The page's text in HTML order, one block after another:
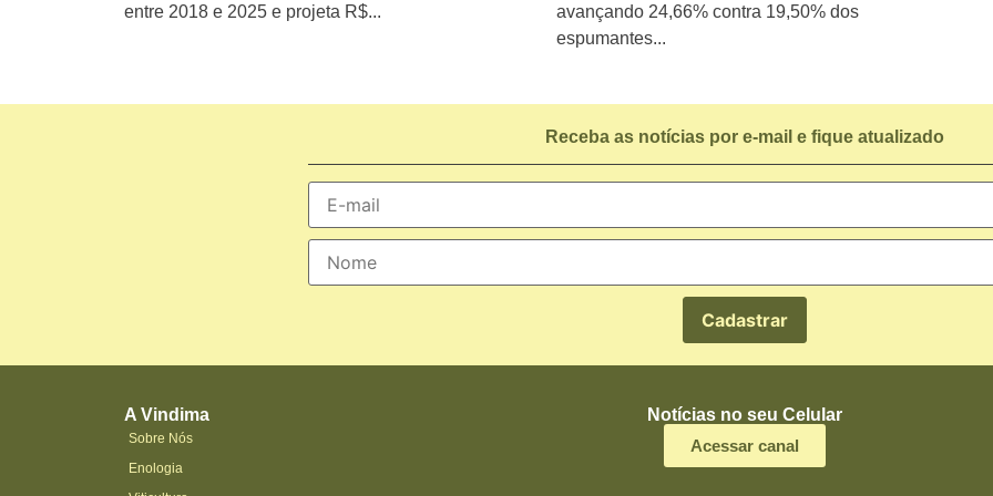
entre 2018 e 2025 e projeta R$...
avançando 24,66% contra 19,50% dos
espumantes...
Receba as notícias por e-mail e fique atualizado
A Vindima
Sobre Nós
Enologia
Notícias no seu Celular
Acessar canal